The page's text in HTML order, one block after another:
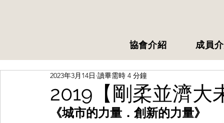
協會介紹 成員
2019【剛柔並濟大
2023年3月14日 讀畢需時 4 分鐘
《城市的力量．創新的力量》